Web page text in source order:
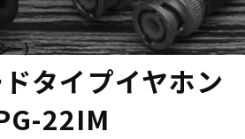
ー）
タイプイヤホン
22IM